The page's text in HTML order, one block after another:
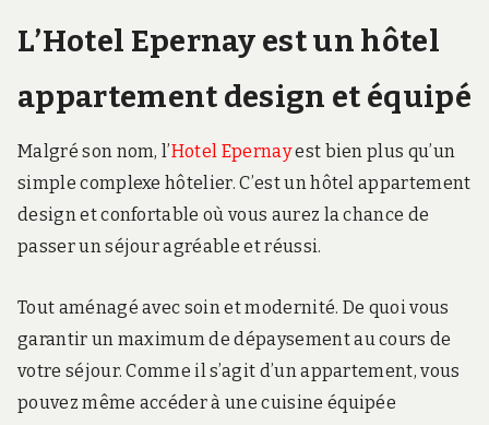
L’Hotel Epernay est un hôtel
appartement design et équipé
Malgré son nom, l’Hotel Epernayest bien plus qu’un
simple complexe hôtelier. C’est un hôtel appartement
design et confortable où vous aurez la chance de
passer un séjour agréable et réussi.
Tout aménagé avec soin et modernité. De quoi vous
garantir un maximum de dépaysement au cours de
votre séjour. Comme il s’agit d’un appartement, vous
pouvez même accéder à une cuisine équipée